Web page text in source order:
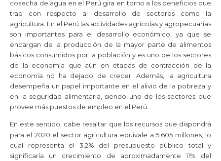
cosecha de agua en el Perú gira en torno a los beneficios que
trae con respecto al desarrollo de sectores como la
agricultura. En el Perú las actividades agrícolas y agropecuarias
son importantes para el desarrollo económico, ya que se
encargan de la producción de la mayor parte de alimentos
básicos consumidos por la población y es uno de los sectores
de la economía que aún en etapas de contracción de la
economía no ha dejado de crecer. Además, la agricultura
desempeña un papel importante en el alivio de la pobreza y
en la seguridad alimentaria, siendo uno de los sectores que
provee más puestos de empleo en el Perú.
En este sentido, cabe resaltar que los recursos que dispondrá
para el 2020 el sector agricultura equivale a 5.605 millones, lo
cual representa el 3,2% del presupuesto público total y
significaría un crecimiento de aproximadamente 11% del